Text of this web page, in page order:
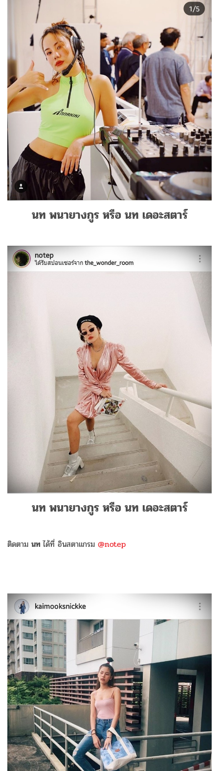
นท พนายางกูร หรือ นท เดอะสตาร์
นท พนายางกูร หรือ นท เดอะสตาร์
ติดตาม นทได้ที่ อินสตาแกรม @notep